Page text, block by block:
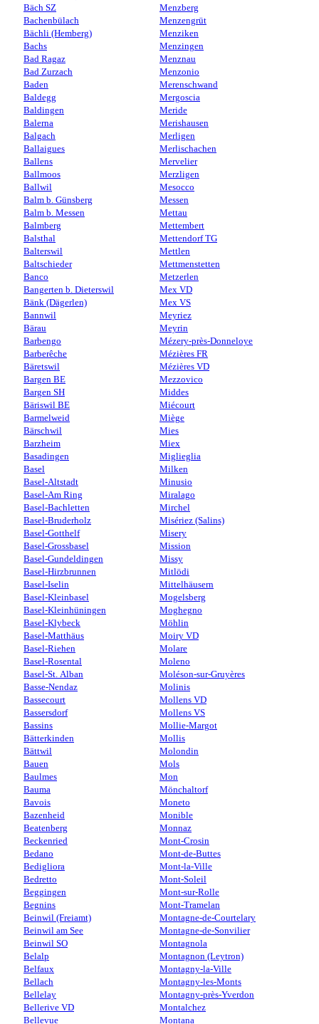
Bäch SZ
Bachenbülach
Bächli (Hemberg)
Bachs
Bad Ragaz
Bad Zurzach
Baden
Baldegg
Baldingen
Balerna
Balgach
Ballaigues
Ballens
Ballmoos
Ballwil
Balm b. Günsberg
Balm b. Messen
Balmberg
Balsthal
Balterswil
Baltschieder
Banco
Bangerten b. Dieterswil
Bänk (Dägerlen)
Bannwil
Bärau
Barbengo
Barberêche
Bäretswil
Bargen BE
Bargen SH
Bäriswil BE
Barmelweid
Bärschwil
Barzheim
Basadingen
Basel
Basel-Altstadt
Basel-Am Ring
Basel-Bachletten
Basel-Bruderholz
Basel-Gotthelf
Basel-Grossbasel
Basel-Gundeldingen
Basel-Hirzbrunnen
Basel-Iselin
Basel-Kleinbasel
Basel-Kleinhüningen
Basel-Klybeck
Basel-Matthäus
Basel-Riehen
Basel-Rosental
Basel-St. Alban
Basse-Nendaz
Bassecourt
Bassersdorf
Bassins
Bätterkinden
Bättwil
Bauen
Baulmes
Bauma
Bavois
Bazenheid
Beatenberg
Beckenried
Bedano
Bedigliora
Bedretto
Beggingen
Begnins
Beinwil (Freiamt)
Beinwil am See
Beinwil SO
Belalp
Belfaux
Bellach
Bellelay
Bellerive VD
Bellevue
Menzberg
Menzengrüt
Menziken
Menzingen
Menznau
Menzonio
Merenschwand
Mergoscia
Meride
Merishausen
Merligen
Merlischachen
Mervelier
Merzligen
Mesocco
Messen
Mettau
Mettembert
Mettendorf TG
Mettlen
Mettmenstetten
Metzerlen
Mex VD
Mex VS
Meyriez
Meyrin
Mézery-près-Donneloye
Mézières FR
Mézières VD
Mezzovico
Middes
Miécourt
Miège
Mies
Miex
Miglieglia
Milken
Minusio
Miralago
Mirchel
Misériez (Salins)
Misery
Mission
Missy
Mitlödi
Mittelhäusern
Mogelsberg
Moghegno
Möhlin
Moiry VD
Molare
Moleno
Moléson-sur-Gruyères
Molinis
Mollens VD
Mollens VS
Mollie-Margot
Mollis
Molondin
Mols
Mon
Mönchaltorf
Moneto
Monible
Monnaz
Mont-Crosin
Mont-de-Buttes
Mont-la-Ville
Mont-Soleil
Mont-sur-Rolle
Mont-Tramelan
Montagne-de-Courtelary
Montagne-de-Sonvilier
Montagnola
Montagnon (Leytron)
Montagny-la-Ville
Montagny-les-Monts
Montagny-près-Yverdon
Montalchez
Montana